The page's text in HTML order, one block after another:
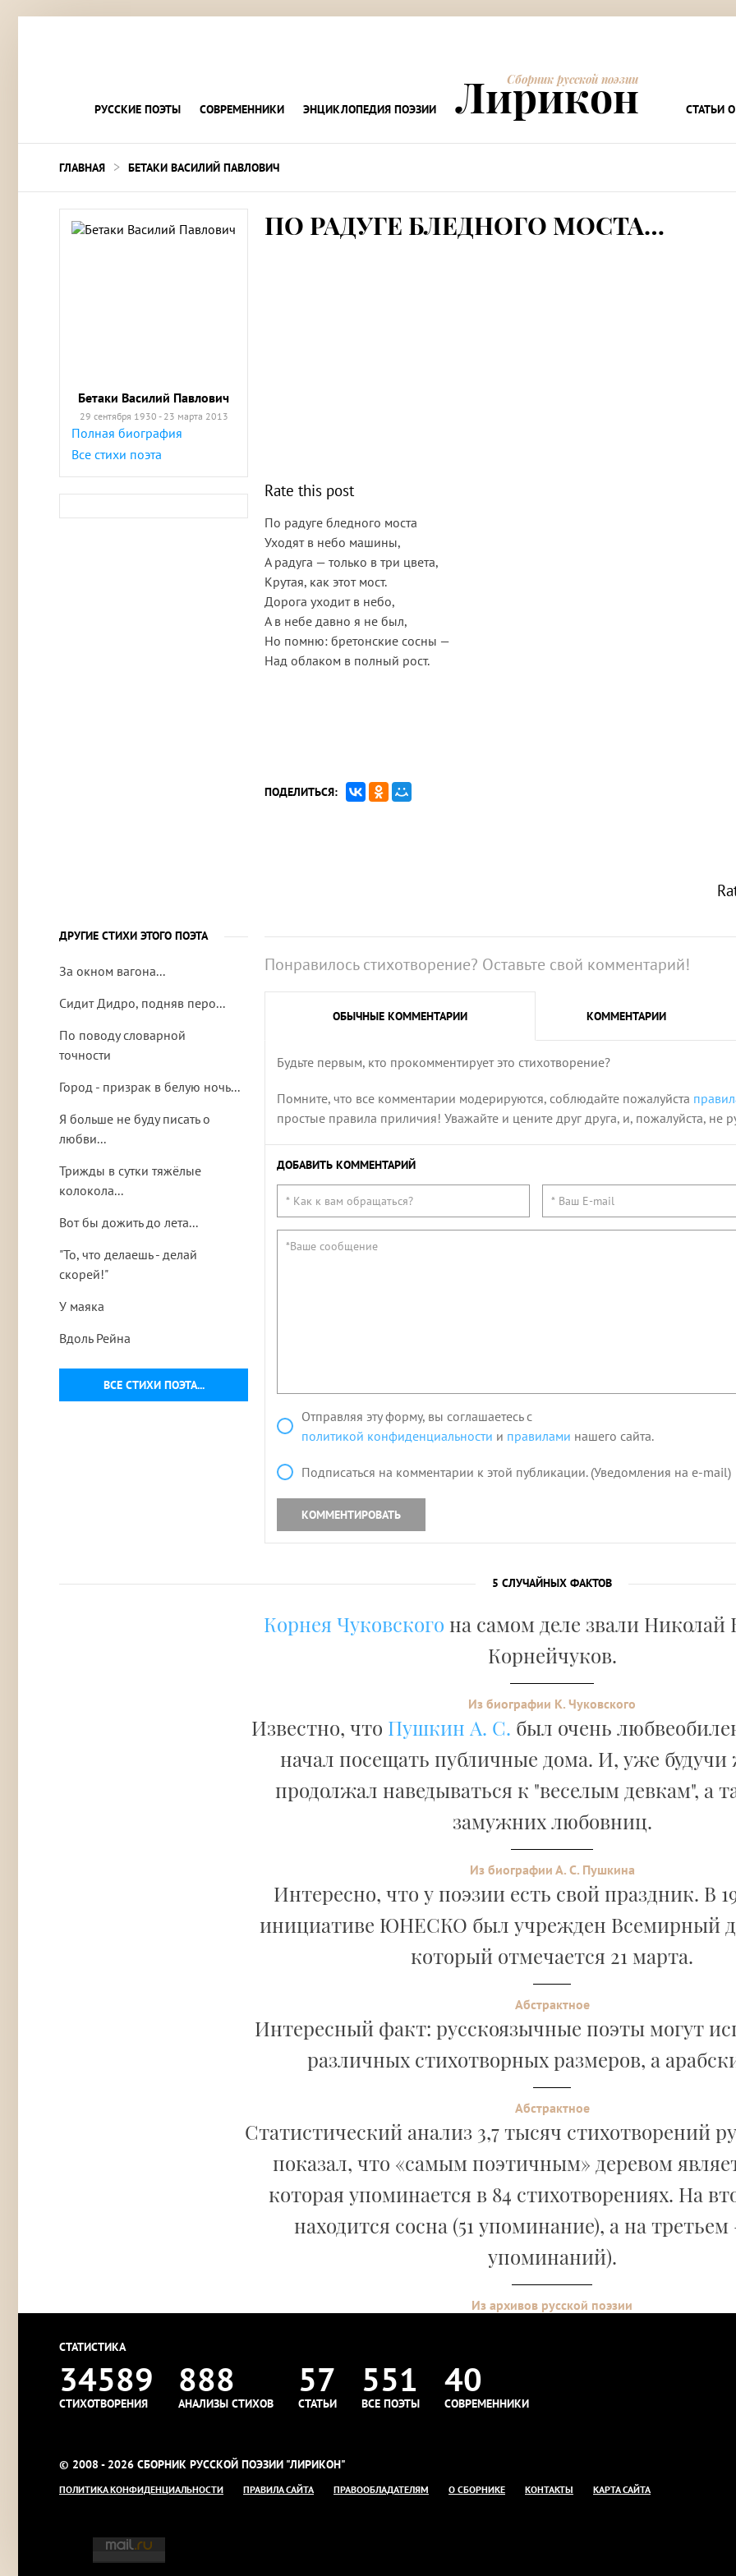
РУССКИЕ ПОЭТЫ СОВРЕМЕННИКИ ЭНЦИКЛОПЕДИЯ ПОЭЗИИ
Сборник русской поэзии
Лирикон СТАТЬИ
ГЛАВНАЯ > БЕТАКИ ВАСИЛИЙ ПАВЛОВИЧ
Бетаки Василий Павлович
29 сентября 1930 - 23 марта 2013
Полная биография
Все стихи поэта
ПО РАДУГЕ БЛЕДНОГО МОСТА…
Rate this post
По радуге бледного моста
Уходят в небо машины,
А радуга — только в три цвета,
Крутая, как этот мост.
Дорога уходит в небо,
А в небе давно я не был,
Но помню: бретонские сосны —
Над облаком в полный рост.
ПОДЕЛИТЬСЯ:
ДРУГИЕ СТИХИ ЭТОГО ПОЭТА
ВСЕ СТИХИ ПОЭТА...
За окном вагона...
Сидит Дидро, подняв пeро...
По поводу словарной
точности
Город - призрак в белую ночь...
Я больше не буду писать о
любви...
Трижды в сутки тяжёлые
колокола...
Вот бы дожить до лета...
"То, что делаешь - делай
скорей!"
У маяка
Вдоль Рейна
Понравилось стихотворение? Оставьте свой комментарий!
ОБЫЧНЫЕ КОММЕНТАРИИ КОММЕНТАРИИ
Будьте первым, кто прокомментирует это стихотворение?
Помните, что все комментарии модерируются, соблюдайте пожалуйста
простые правила приличия! Уважайте и цените друг друга, и, пожалуйста, не
ДОБАВИТЬ КОММЕНТАРИЙ
Отправляя эту форму, вы соглашаетесь с
политикой конфиденциальности и правилами нашего сайта.
Подписаться на комментарии к этой публикации. (Уведомления на e-mail)
КОММЕНТИРОВАТЬ
5 СЛУЧАЙНЫХ ФАКТОВ
Корнея Чуковского на самом деле звали Николай
Корнейчуков.
Из биографии К. Чуковского
Известно, что Пушкин А. С. был очень
начал посещать публичные дома. И, уже
продолжал наведываться к "веселым девкам", а
замужних любовниц.
Из биографии А. С. Пушкина
Интересно, что у поэзии есть свой праздник. В
инициативе ЮНЕСКО был учрежден Всемирный
который отмечается 21 марта.
Абстрактное
Интересный факт: русскоязычные поэты могут
различных стихотворных размеров, а
Абстрактное
Статистический анализ 3,7 тысяч стихотворений
показал, что «самым поэтичным» деревом
которая упоминается в 84 стихотворениях. На
находится сосна (51 упоминание), а на третьем
упоминаний).
Из архивов русской поэзии
СТАТИСТИКА
34589
СТИХОТВОРЕНИЯ
888
АНАЛИЗЫ СТИХОВ
57
СТАТЬИ
551
ВСЕ ПОЭТЫ
40
СОВРЕМЕННИКИ
© 2008 - 2026 СБОРНИК РУССКОЙ ПОЭЗИИ "ЛИРИКОН"
ПОЛИТИКА КОНФИДЕНЦИАЛЬНОСТИ ПРАВИЛА САЙТА ПРАВООБЛАДАТЕЛЯМ О СБОРНИКЕ КОНТАКТЫ КАРТА САЙТА